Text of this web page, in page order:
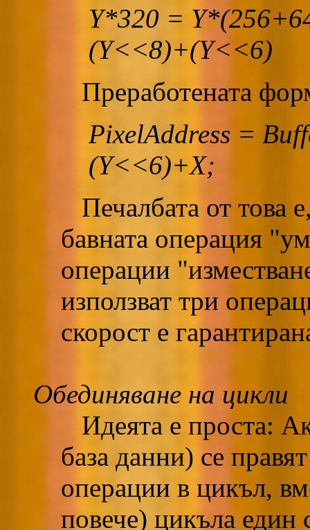
Y*320 =
(Y<<8)+(Y<<6)
Преработената
PixelAddress =
(Y<<6)+X;
Печалбата от това
бавната операция
операции
използват три
скорост е
Обединяване на цикли
Идеята е проста:
база данни) се
операции в цикъл,
повече) цикъла един